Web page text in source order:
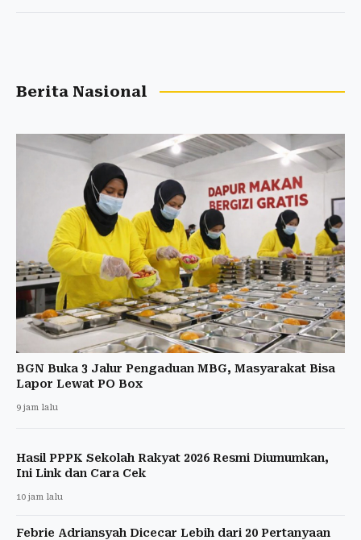
Berita Nasional
BGN Buka 3 Jalur Pengaduan MBG, Masyarakat Bisa
Lapor Lewat PO Box
9 jam lalu
Hasil PPPK Sekolah Rakyat 2026 Resmi Diumumkan,
Ini Link dan Cara Cek
10 jam lalu
Febrie Adriansyah Dicecar Lebih dari 20 Pertanyaan